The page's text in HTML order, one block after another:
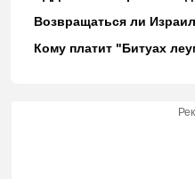
Возвращаться ли
Кому платит "Битуах